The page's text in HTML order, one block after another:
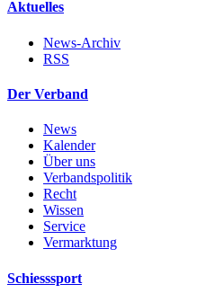
Aktuelles
News-Archiv
RSS
Der Verband
News
Kalender
Über uns
Verbandspolitik
Recht
Wissen
Service
Vermarktung
Schiesssport